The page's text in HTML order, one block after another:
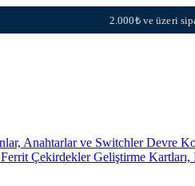
2.000₺ ve üzeri
Anahtarlar ve SwitchlerDevre
Ferrit ÇekirdeklerGeliştirme Kartları,